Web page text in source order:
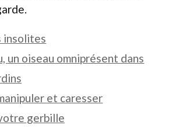
insolites
un oiseau omniprésent dans
et caresser
gerbille